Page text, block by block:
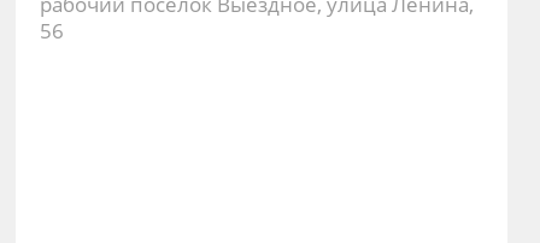
56